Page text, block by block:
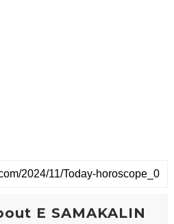
E SAMAKALIN